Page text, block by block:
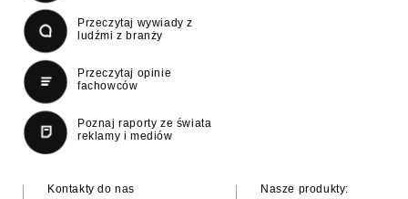
Przeczytaj wywiady z
ludźmi z branży
Przeczytaj opinie
fachowców
Poznaj raporty ze świata
reklamy i mediów
Kontakty do nas
Nasze produkty: